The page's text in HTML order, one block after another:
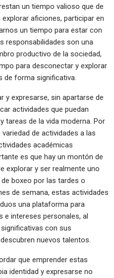
un tiempo valioso que de
aficiones, participar en
un tiempo para estar con
responsabilidades son una
productivo de la sociedad,
para desconectar y explorar
de forma significativa.
y expresarse, sin apartarse de
actividades que puedan
tareas de la vida moderna. Por
de actividades a las
académicas
es que hay un montón de
explorar y ser realmente uno
boxeo por las tardes o
de semana, estas actividades
una plataforma para
e intereses personales, al
con sus
nuevos talentos.
que emprender estas
identidad y expresarse no